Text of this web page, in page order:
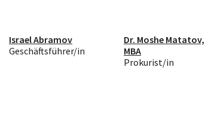
Israel Abramov
Geschäftsführer/in
Dr. Moshe Matatov,
MBA
Prokurist/in